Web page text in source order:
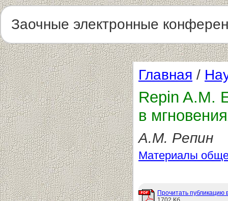
Заочные электронные
Главная /
Repin A.M.
в
А.М. Репин
Материалы
Прочитать публикацию